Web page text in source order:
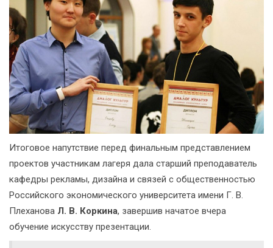
Итоговое напутствие перед финальным представлением
проектов участникам лагеря дала старший преподаватель
кафедры рекламы, дизайна и связей с общественностью
Российского экономического университета имени Г. В.
Плеханова Л. В. Коркина, завершив начатое вчера
обучение искусству презентации.